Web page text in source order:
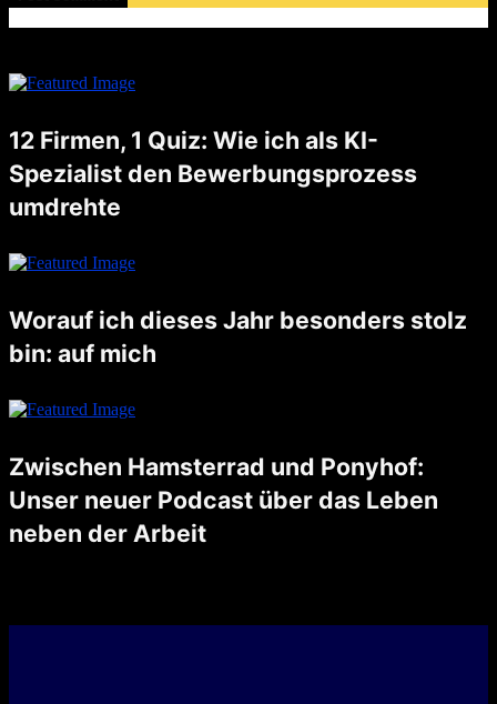
12 Firmen, 1 Quiz: Wie ich als KI-
Spezialist den Bewerbungsprozess
umdrehte
Noch nicht lange her, da schrieb ich einen Blogpost, worauf ich besonders stolz bin. Unter anderem schrieb ich auch darüber, dass ich letzten August eine Stelle als AI Artist angetreten habe. Nun, die Zeiten …
Worauf ich dieses Jahr besonders stolz
bin: auf mich
Dieses Jahr habe ich gelernt, für meine Bedürfnisse einzustehen und schwierige Entscheidungen zu treffen. Ich bin stolz darauf, dass ich eine faire Lösung in meiner Trennung gefunden habe, die mir Klarheit und einen neuen …
Zwischen Hamsterrad und Ponyhof:
Unser neuer Podcast über das Leben
neben der Arbeit